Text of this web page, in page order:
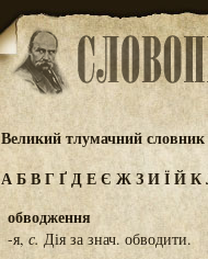
Великий тлумачний словник
АБВГҐДЕЄ ЖЗИЇЙК
обводження
-я,с. Дія за знач. обводити.